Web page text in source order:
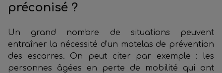
préconisé ?
Un grand nombre de situations peuvent
entraîner la nécessité d’un matelas de prévention
des escarres. On peut citer par exemple : les
personnes âgées en perte de mobilité qui ont